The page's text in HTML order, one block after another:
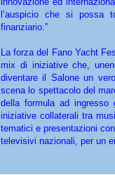
l’auspicio che si possa
finanziario.”
La forza del Fano Yacht
mix di iniziative che,
diventare il Salone un
scena lo spettacolo del
della formula ad ingresso
iniziative collaterali tra
tematici e presentazioni
televisivi nazionali, per un